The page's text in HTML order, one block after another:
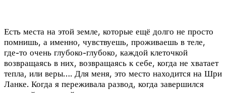
Есть места на этой земле, которые ещё долго не просто
помнишь, а именно, чувствуешь, проживаешь в теле,
где-то очень глубоко-глубоко, каждой клеточкой
возвращаясь в них, возвращаясь к себе, когда не хватает
тепла, или веры…. Для меня, это место находится на Шри
Ланке. Когда я переживала развод, когда завершился